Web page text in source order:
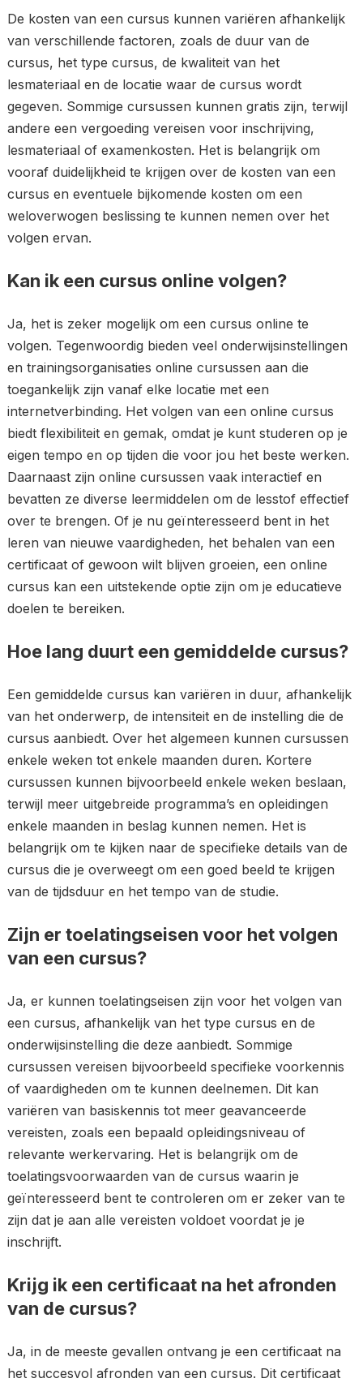
De kosten van een cursus kunnen variëren afhankelijk
van verschillende factoren, zoals de duur van de
cursus, het type cursus, de kwaliteit van het
lesmateriaal en de locatie waar de cursus wordt
gegeven. Sommige cursussen kunnen gratis zijn, terwijl
andere een vergoeding vereisen voor inschrijving,
lesmateriaal of examenkosten. Het is belangrijk om
vooraf duidelijkheid te krijgen over de kosten van een
cursus en eventuele bijkomende kosten om een
weloverwogen beslissing te kunnen nemen over het
volgen ervan.
Kan ik een cursus online volgen?
Ja, het is zeker mogelijk om een cursus online te
volgen. Tegenwoordig bieden veel onderwijsinstellingen
en trainingsorganisaties online cursussen aan die
toegankelijk zijn vanaf elke locatie met een
internetverbinding. Het volgen van een online cursus
biedt flexibiliteit en gemak, omdat je kunt studeren op je
eigen tempo en op tijden die voor jou het beste werken.
Daarnaast zijn online cursussen vaak interactief en
bevatten ze diverse leermiddelen om de lesstof effectief
over te brengen. Of je nu geïnteresseerd bent in het
leren van nieuwe vaardigheden, het behalen van een
certificaat of gewoon wilt blijven groeien, een online
cursus kan een uitstekende optie zijn om je educatieve
doelen te bereiken.
Hoe lang duurt een gemiddelde cursus?
Een gemiddelde cursus kan variëren in duur, afhankelijk
van het onderwerp, de intensiteit en de instelling die de
cursus aanbiedt. Over het algemeen kunnen cursussen
enkele weken tot enkele maanden duren. Kortere
cursussen kunnen bijvoorbeeld enkele weken beslaan,
terwijl meer uitgebreide programma’s en opleidingen
enkele maanden in beslag kunnen nemen. Het is
belangrijk om te kijken naar de specifieke details van de
cursus die je overweegt om een goed beeld te krijgen
van de tijdsduur en het tempo van de studie.
Zijn er toelatingseisen voor het volgen
van een cursus?
Ja, er kunnen toelatingseisen zijn voor het volgen van
een cursus, afhankelijk van het type cursus en de
onderwijsinstelling die deze aanbiedt. Sommige
cursussen vereisen bijvoorbeeld specifieke voorkennis
of vaardigheden om te kunnen deelnemen. Dit kan
variëren van basiskennis tot meer geavanceerde
vereisten, zoals een bepaald opleidingsniveau of
relevante werkervaring. Het is belangrijk om de
toelatingsvoorwaarden van de cursus waarin je
geïnteresseerd bent te controleren om er zeker van te
zijn dat je aan alle vereisten voldoet voordat je je
inschrijft.
Krijg ik een certificaat na het afronden
van de cursus?
Ja, in de meeste gevallen ontvang je een certificaat na
het succesvol afronden van een cursus. Dit certificaat